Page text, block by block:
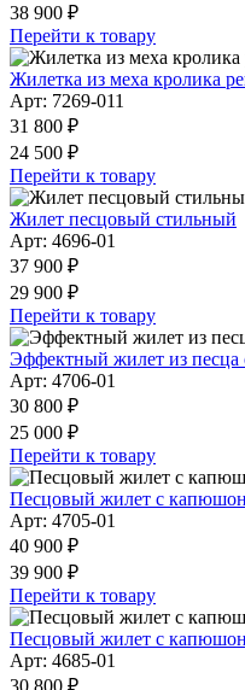
38 900 ₽
Перейти к товару
Жилетка из меха кролика
Арт: 7269-011
31 800 ₽
24 500 ₽
Перейти к товару
Жилет песцовый стильный
Арт: 4696-01
37 900 ₽
29 900 ₽
Перейти к товару
Эффектный жилет из песца
Арт: 4706-01
30 800 ₽
25 000 ₽
Перейти к товару
Песцовый жилет с
Арт: 4705-01
40 900 ₽
39 900 ₽
Перейти к товару
Песцовый жилет с
Арт: 4685-01
30 800 ₽